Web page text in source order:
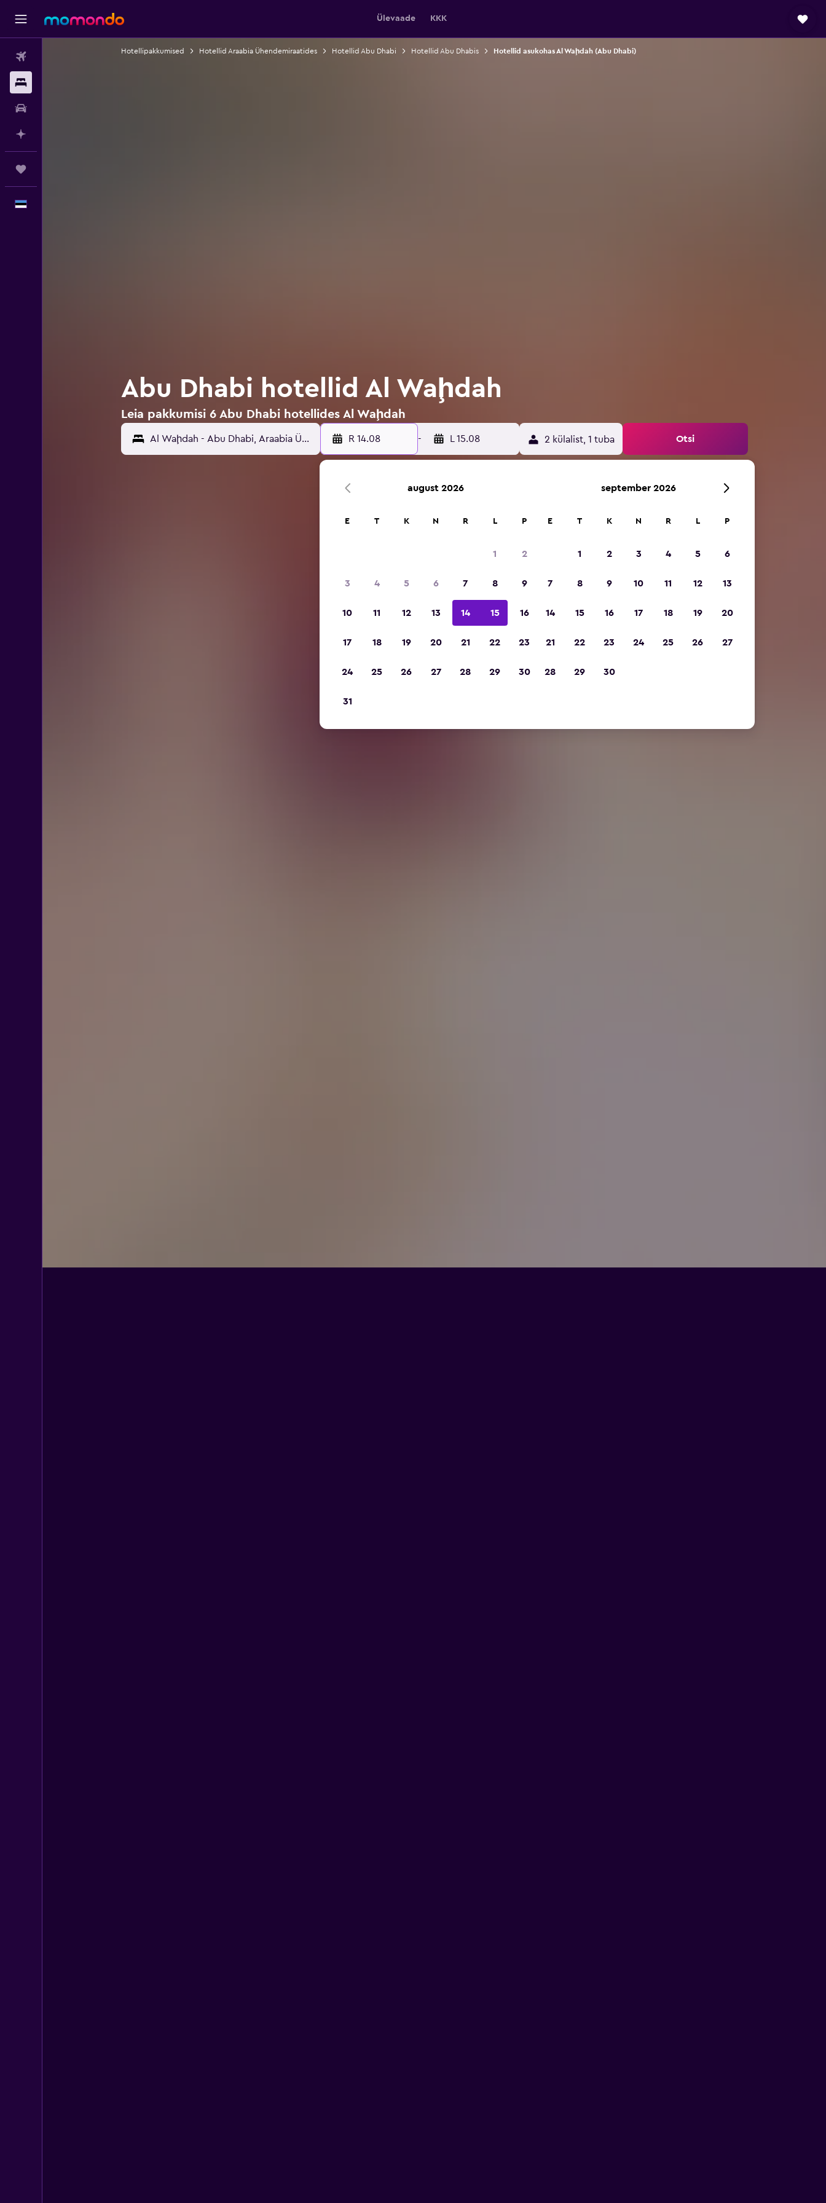
Ülevaade KKK
Hotellipakkumised Hotellid Araabia Ühendemiraatides Hotellid Abu Dhabi Hotellid Abu Dhabis Hotellid asukohas Al Waḩdah (Abu Dhabi)
Abu Dhabi hotellid Al Waḩdah
Leia pakkumisi 6 Abu Dhabi hotellides Al Waḩdah
R 14.08 - L 15.08 2 külalist, 1 tuba Otsi
august 2026
E T K N R L P
1 2
3 4 5 6 7 8 9
10 11 12 13 14 15 16
17 18 19 20 21 22 23
24 25 26 27 28 29 30
31
september 2026
E T K N R L P
1 2 3 4 5 6
7 8 9 10 11 12 13
14 15 16 17 18 19 20
21 22 23 24 25 26 27
28 29 30